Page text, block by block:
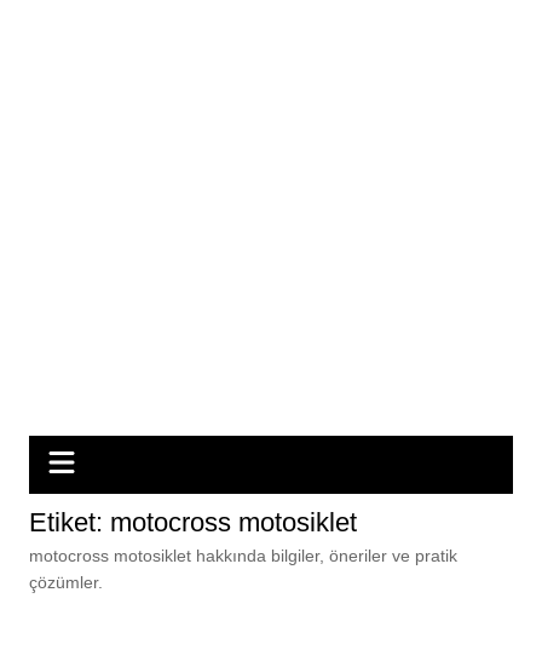
Etiket: motocross motosiklet
motocross motosiklet hakkında bilgiler, öneriler ve pratik
çözümler.